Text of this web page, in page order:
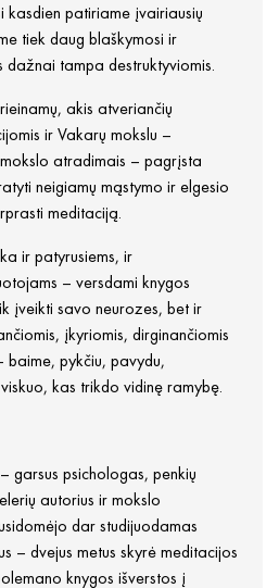
kasdien patiriame įvairiausių
tiek daug blaškymosi ir
dažnai tampa destruktyviomis.
akis atveriančių
ir Vakarų mokslu –
atradimais – pagrįsta
neigiamų mąstymo ir elgesio
meditaciją.
ir patyrusiems, ir
– versdami knygos
įveikti savo neurozes, bet ir
įkyriomis, dirginančiomis
baime, pykčiu, pavydu,
kas trikdo vidinę ramybę.
– garsus psichologas, penkių
autorius ir mokslo
dar studijuodamas
– dvejus metus skyrė meditacijos
knygos išverstos į